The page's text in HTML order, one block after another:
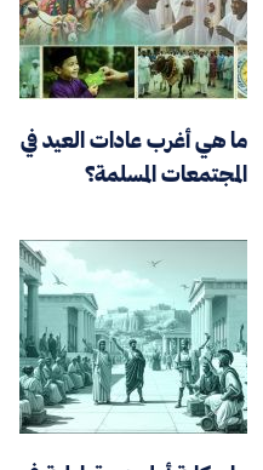
ما هي أغرب عادات العيد في
المجتمعات المسلمة؟